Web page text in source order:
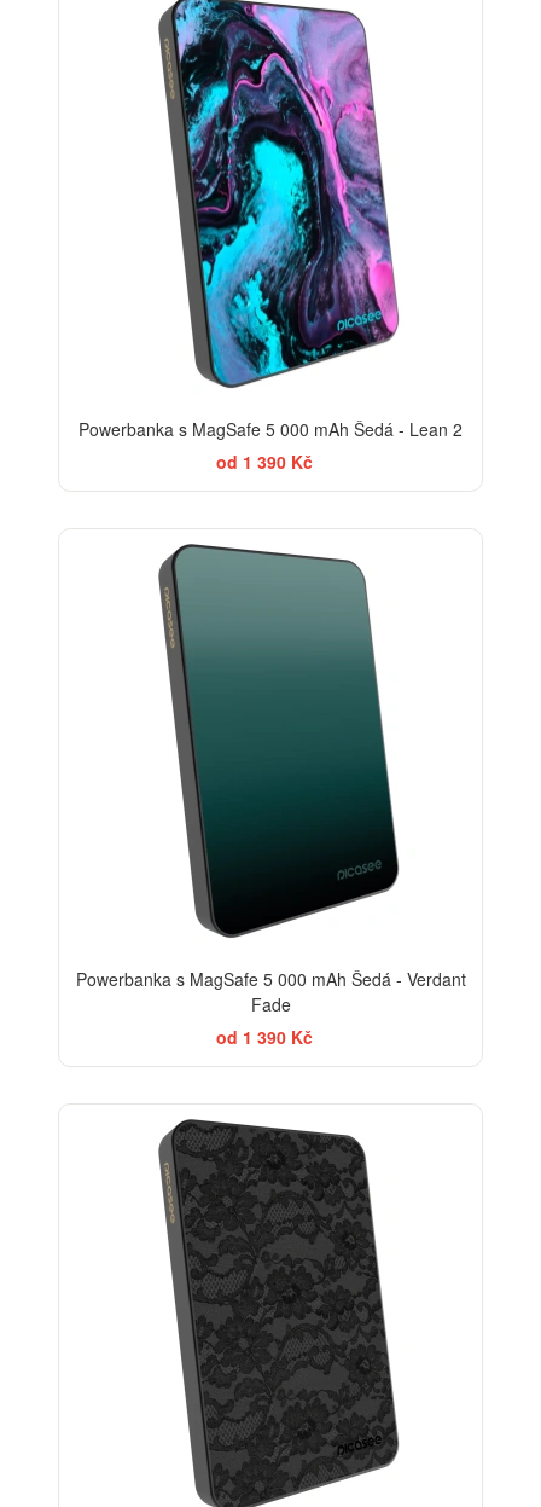
Powerbanka s MagSafe 5 000 mAh Šedá - Lean 2
od 1 390 Kč
Powerbanka s MagSafe 5 000 mAh Šedá - Verdant
Fade
od 1 390 Kč